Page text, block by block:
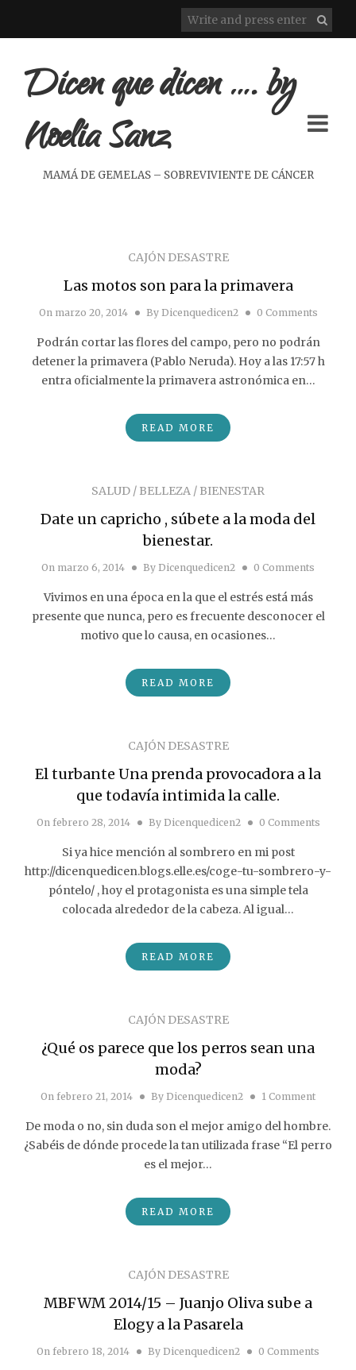
Dicen que dicen …. by
Noelia Sanz
MAMÁ DE GEMELAS – SOBREVIVIENTE DE CÁNCER
CAJÓN DESASTRE
Las motos son para la primavera
Onmarzo 20, 2014 By Dicenquedicen2 0 Comments
Podrán cortar las flores del campo, pero no podrán
detener la primavera (Pablo Neruda). Hoy a las 17:57 h
entra oficialmente la primavera astronómica en…
READ MORE
SALUD / BELLEZA / BIENESTAR
Date un capricho , súbete a la moda del
bienestar.
On marzo 6, 2014 By Dicenquedicen2 0 Comments
Vivimos en una época en la que el estrés está más
presente que nunca, pero es frecuente desconocer el
motivo que lo causa, en ocasiones…
READ MORE
CAJÓN DESASTRE
El turbante Una prenda provocadora a la
que todavía intimida la calle.
Onfebrero 28, 2014 By Dicenquedicen2 0 Comments
Si ya hice mención al sombrero en mi post
http://dicenquedicen.blogs.elle.es/coge-tu-sombrero-y-
póntelo/ , hoy el protagonista es una simple tela
colocada alrededor de la cabeza. Al igual…
READ MORE
CAJÓN DESASTRE
¿Qué os parece que los perros sean una
moda?
On febrero 21, 2014 By Dicenquedicen2 1 Comment
De moda o no, sin duda son el mejor amigo del hombre.
¿Sabéis de dónde procede la tan utilizada frase “El perro
es el mejor…
READ MORE
CAJÓN DESASTRE
MBFWM 2014/15 – Juanjo Oliva sube a
Elogy a la Pasarela
On febrero 18, 2014 By Dicenquedicen2 0 Comments